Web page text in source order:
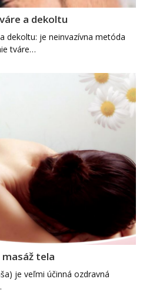
a dekoltu
dekoltu: je neinvazívna metóda
tváre…
masáž tela
je veľmi účinná ozdravná